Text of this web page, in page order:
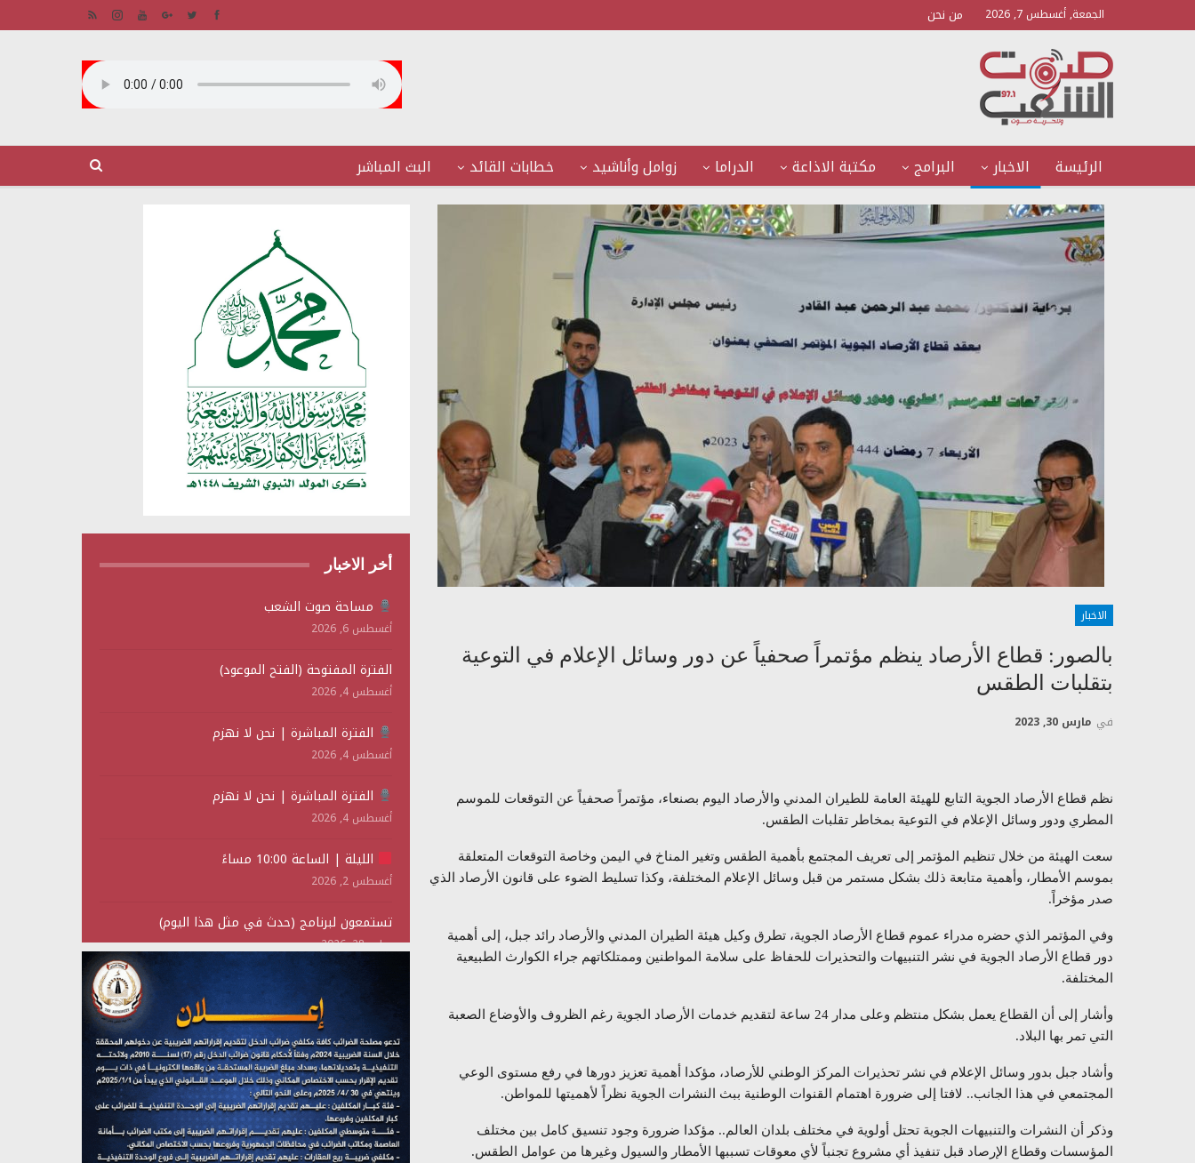
الجمعة, أغسطس 7, 2026 من نحن
الرئيسة الاخبار البرامج مكتبة الاذاعة الدراما زوامل وأناشيد خطابات القائد البث المباشر
الاخبار
بالصور: قطاع الأرصاد ينظم مؤتمراً صحفياً عن دور وسائل الإعلام في التوعية
بتقلبات الطقس
في مارس 30, 2023
نظم قطاع الأرصاد الجوية التابع للهيئة العامة للطيران المدني والأرصاد اليوم بصنعاء، مؤتمراً صحفياً عن التوقعات للموسم
المطري ودور وسائل الإعلام في التوعية بمخاطر تقلبات الطقس.
سعت الهيئة من خلال تنظيم المؤتمر إلى تعريف المجتمع بأهمية الطقس وتغير المناخ في اليمن وخاصة التوقعات المتعلقة
بموسم الأمطار، وأهمية متابعة ذلك بشكل مستمر من قبل وسائل الإعلام المختلفة، وكذا تسليط الضوء على قانون الأرصاد الذي
صدر مؤخراً.
وفي المؤتمر الذي حضره مدراء عموم قطاع الأرصاد الجوية، تطرق وكيل هيئة الطيران المدني والأرصاد رائد جبل، إلى أهمية
دور قطاع الأرصاد الجوية في نشر التنبيهات والتحذيرات للحفاظ على سلامة المواطنين وممتلكاتهم جراء الكوارث الطبيعية
المختلفة.
وأشار إلى أن القطاع يعمل بشكل منتظم وعلى مدار 24 ساعة لتقديم خدمات الأرصاد الجوية رغم الظروف والأوضاع الصعبة
التي تمر بها البلاد.
وأشاد جبل بدور وسائل الإعلام في نشر تحذيرات المركز الوطني للأرصاد، مؤكدا أهمية تعزيز دورها في رفع مستوى الوعي
المجتمعي في هذا الجانب.. لافتا إلى ضرورة اهتمام القنوات الوطنية ببث النشرات الجوية نظراً لأهميتها للمواطن.
وذكر أن النشرات والتنبيهات الجوية تحتل أولوية في مختلف بلدان العالم.. مؤكدا ضرورة وجود تنسيق كامل بين مختلف
المؤسسات وقطاع الإرصاد قبل تنفيذ أي مشروع تجنباً لأي معوقات تسببها الأمطار والسيول وغيرها من عوامل الطقس.
أخر الاخبار
مساحة صوت الشعب
أغسطس 6, 2026
الفترة المفتوحة (الفتح الموعود)
أغسطس 4, 2026
الفترة المباشرة | نحن لا نهزم
أغسطس 4, 2026
الفترة المباشرة | نحن لا نهزم
أغسطس 4, 2026
الليلة | الساعة 10:00 مساءً
أغسطس 2, 2026
تستمعون لبرنامج (حدث في مثل هذا اليوم)
يوليو 28, 2026
(نحن لا نهزم) بث مباشر
تستمعون لبرنامج (هندسة الوهم)
يوليو 28, 2026
مؤتمر صحفي لمركز عين الإنسانية حول جرائم تحالف
العدوان على اليمن
يوليو 27, 2026